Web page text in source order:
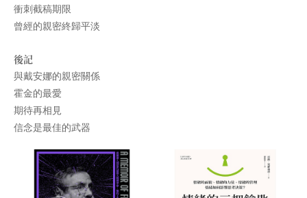
衝刺截稿期限
曾經的親密終歸平淡
後記
與戴安娜的親密關係
霍金的最愛
期待再相見
信念是最佳的武器